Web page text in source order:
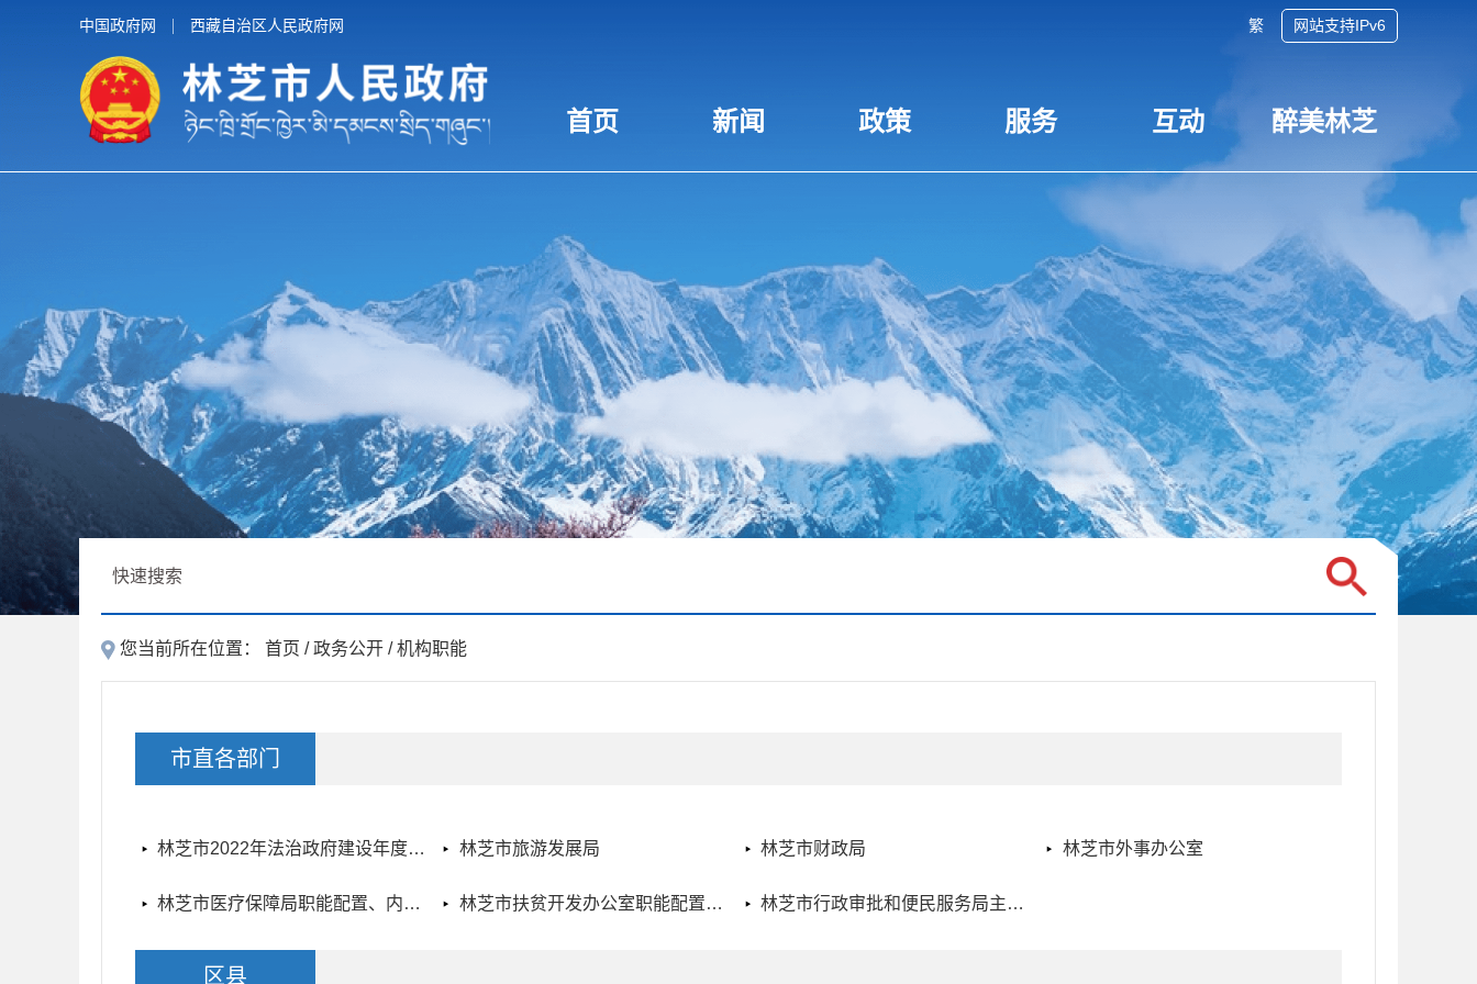
中国政府网 西藏自治区人民政府网 繁 网站支持IPv6
首页 新闻 政策 服务 互动 醉美林芝
您当前所在位置： 首页 /政务公开 /机构职能
市直各部门
林芝市2022年法治政府建设年度报告 林芝市旅游发展局 林芝市财政局 林芝市外事办公室
林芝市医疗保障局职能配置、内设机构和人员编制规定 林芝市扶贫开发办公室职能配置、内设机构和人员编制规定 林芝市行政审批和便民服务局主要职责
区县